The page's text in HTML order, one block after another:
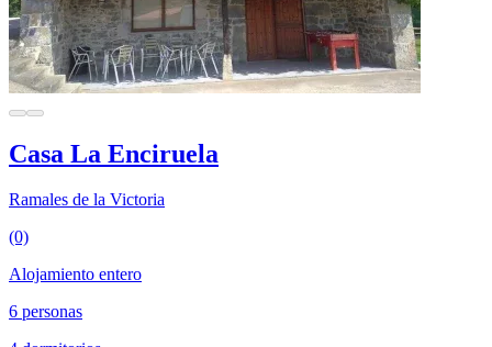
Casa La Enciruela
Ramales de la Victoria
(0)
Alojamiento entero
6 personas